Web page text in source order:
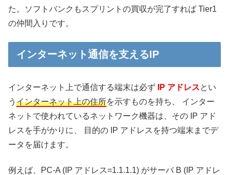
た。ソフトバンクもスプリントの買収が完了すれば Tier1
の仲間入りです。
インターネット通信を支えるIP
インターネット上で通信する端末は必ず IP アドレスとい
う インターネット上の住所を示すものを持ち、 インター
ネットで使われているネットワーク機器は、その IP アド
レスを手がかりに、 目的の IP アドレスを持つ端末までデ
ータを届けます。
例えば、PC-A (IP アドレス=1.1.1.1) がサーバ B (IP アドレ